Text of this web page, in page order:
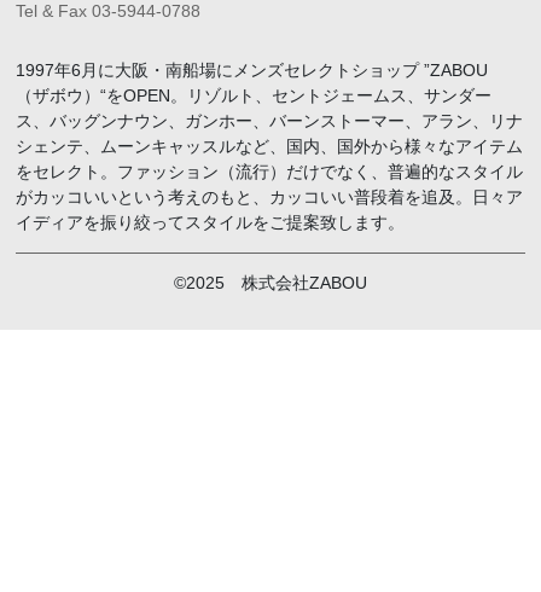
Tel & Fax 03-5944-0788
1997年6月に大阪・南船場にメンズセレクトショップ ”ZABOU
（ザボウ）“をOPEN。リゾルト、セントジェームス、サンダー
ス、バッグンナウン、ガンホー、バーンストーマー、アラン、リナ
シェンテ、ムーンキャッスルなど、国内、国外から様々なアイテム
をセレクト。ファッション（流行）だけでなく、普遍的なスタイル
がカッコいいという考えのもと、カッコいい普段着を追及。日々ア
イディアを振り絞ってスタイルをご提案致します。
©2025 株式会社ZABOU